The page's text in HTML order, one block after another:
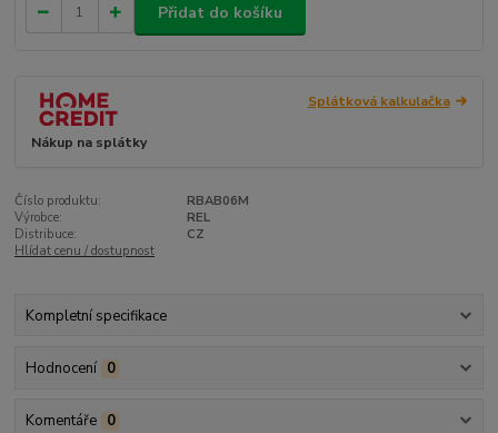
Přidat do košíku
Splátková kalkulačka
Nákup na splátky
Číslo produktu:
RBAB06M
Výrobce:
REL
Distribuce:
CZ
Hlídat cenu / dostupnost
Kompletní specifikace
Hodnocení 0
Komentáře 0